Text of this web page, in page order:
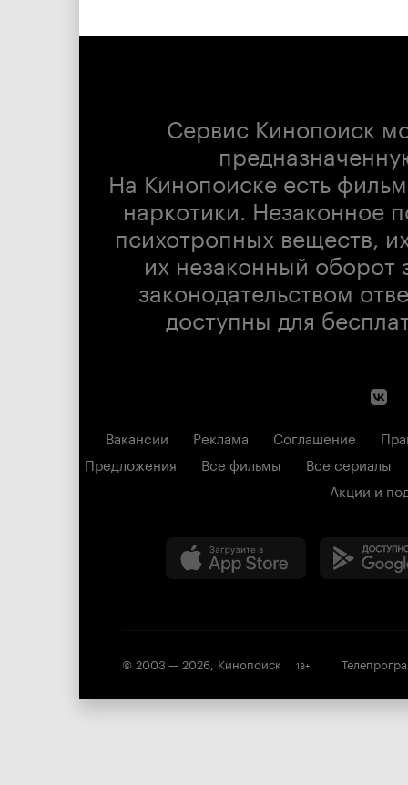
Сервис Кинопоиск
На Кинопоиске есть
наркотики. Незаконное
психотропных веществ,
их незаконный оборот
законодательством
доступны для
Вакансии Реклама Соглашение
Предложения
Все фильмы
Все сериалы
Акции и
© 2003 — 2026, Кинопоиск 18+